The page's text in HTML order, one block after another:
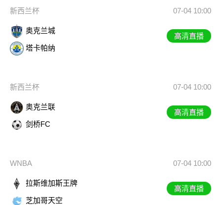
新西兰杯 07-04 10:00
奥克兰城
塔卡帕纳
高清直播
新西兰杯 07-04 10:00
奥克兰联
剑桥FC
高清直播
WNBA 07-04 10:00
拉斯维加斯王牌
芝加哥天空
高清直播